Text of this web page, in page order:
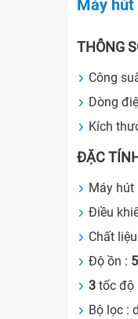
Máy hút
THÔNG
Công
Dòng
Kích
ĐẶC
Máy hút
Điều
Chất
Độ ồn :
3 tốc độ
Bộ lọc :